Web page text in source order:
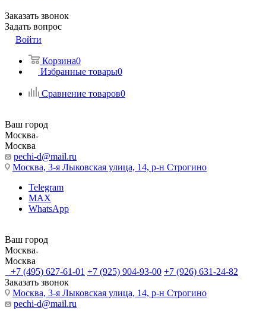
Заказать звонок
Задать вопрос
Войти
Корзина0
Избранные товары0
Сравнение товаров0
Ваш город
Москва
Москва
pechi-d@mail.ru
Москва, 3-я Лыковская улица, 14, р-н Строгино
Telegram
MAX
WhatsApp
Ваш город
Москва
Москва
+7 (495) 627-61-01 +7 (925) 904-93-00 +7 (926) 631-24-82
Заказать звонок
Москва, 3-я Лыковская улица, 14, р-н Строгино
pechi-d@mail.ru